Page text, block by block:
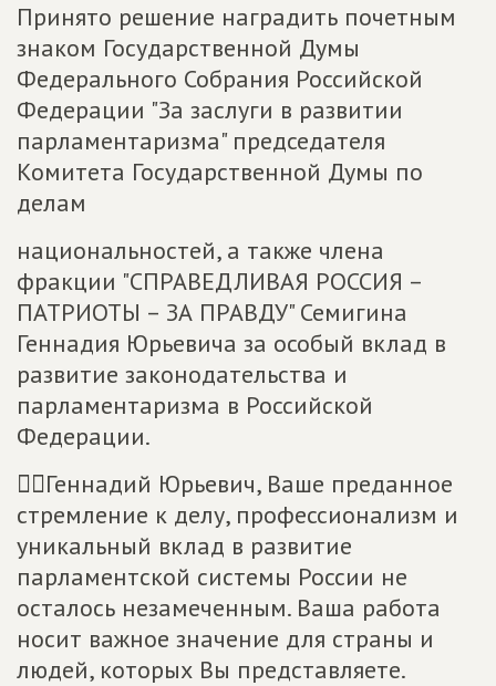
Принято решение наградить почетным
знаком Государственной Думы
Федерального Собрания Российской
Федерации "За заслуги в развитии
парламентаризма" председателя
Комитета Государственной Думы по
делам
национальностей, а также члена
фракции "СПРАВЕДЛИВАЯ РОССИЯ –
ПАТРИОТЫ – ЗА ПРАВДУ" Семигина
Геннадия Юрьевича за особый вклад в
развитие законодательства и
парламентаризма в Российской
Федерации.
☝🏻Геннадий Юрьевич, Ваше преданное
стремление к делу, профессионализм и
уникальный вклад в развитие
парламентской системы России не
осталось незамеченным. Ваша работа
носит важное значение для страны и
людей, которых Вы представляете.